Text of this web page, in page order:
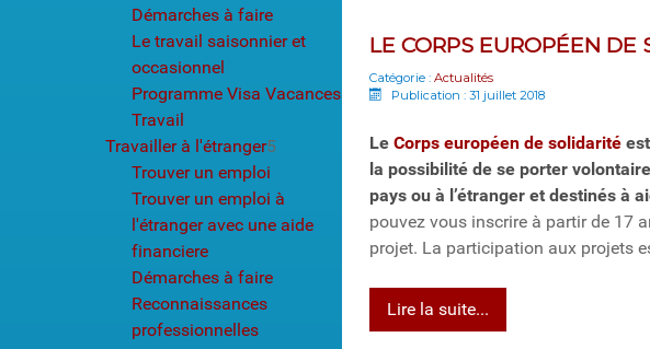
Démarches à faire
Le travail saisonnier et
occasionnel
Programme Visa Vacances
Travail
Travailler à l'étranger5
Trouver un emploi
Trouver un emploi à
l'étranger avec une aide
financiere
Démarches à faire
Reconnaissances
professionnelles
LE CORPS EUROPÉEN DE
Catégorie : Actualités
Publication : 31 juillet 2018
Le Corps européen de solidarité
la possibilité de se porter
pays ou à l’étranger et destinés à
pouvez vous inscrire à partir de 17
projet. La participation aux projets
Lire la suite...